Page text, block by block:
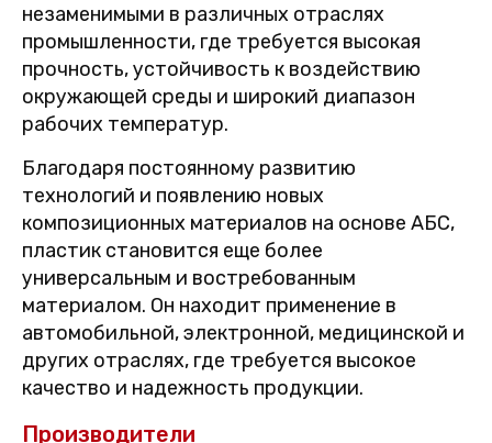
незаменимыми в различных отраслях
промышленности, где требуется высокая
прочность, устойчивость к воздействию
окружающей среды и широкий диапазон
рабочих температур.
Благодаря постоянному развитию
технологий и появлению новых
композиционных материалов на основе АБС,
пластик становится еще более
универсальным и востребованным
материалом. Он находит применение в
автомобильной, электронной, медицинской и
других отраслях, где требуется высокое
качество и надежность продукции.
Производители